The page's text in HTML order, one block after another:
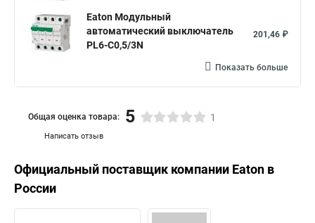
Eaton Модульный
автоматический выключатель
PL6-C0,5/3N
201,46 ₽
Показать больше
Написать отзыв
Общая оценка товара: 5 1
Официальный поставщик компании Eaton в
России